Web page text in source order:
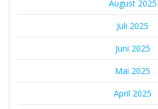
August 2025
Juli 2025
Juni 2025
Mai 2025
April 2025